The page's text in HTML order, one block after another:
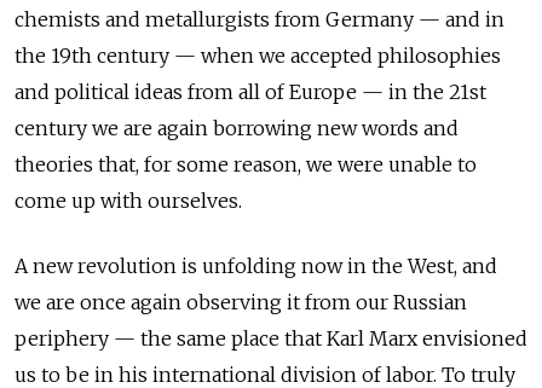
chemists and metallurgists from Germany — and in
the 19th century — when we accepted philosophies
and political ideas from all of Europe — in the 21st
century we are again borrowing new words and
theories that, for some reason, we were unable to
come up with ourselves.
A new revolution is unfolding now in the West, and
we are once again observing it from our Russian
periphery — the same place that Karl Marx envisioned
us to be in his international division of labor. To truly